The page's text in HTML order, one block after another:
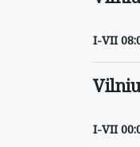
I-VII
I-VII